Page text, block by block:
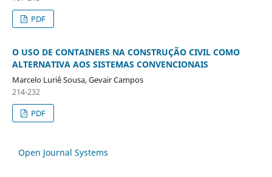
PDF
O USO DE CONTAINERS NA CONSTRUÇÃO CIVIL COMO
ALTERNATIVA AOS SISTEMAS CONVENCIONAIS
Marcelo Luriê Sousa, Gevair Campos
214-232
PDF
Open Journal Systems